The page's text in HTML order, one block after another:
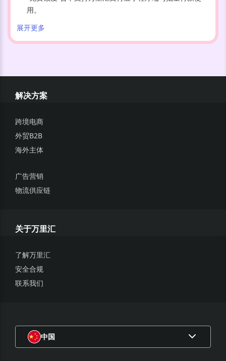
用。
展开更多
活动细则与条款进行变更或调整、暂停或取消本活动，相关变
动或调整将公布在活动页面上或以合适的方式发出通知。
包括符合活动条件获得的活动奖励）等。
3 在活动开始至活动发奖日期间，参与活动的万里汇账户应保
家，账户处于冻结，注销，审核，等异常状态则不具备活动发
索赔或追究万里汇的任何法律责任。
4. 对于通过滥用、非正常或者违法手段而产生的非正常注册、
里汇保留追究相关人员和机构法律责任的权利，一切后果均由
5 .本次活动的条款与细则受中国香港特别行政区（以下简
称“中国香港”）的法律管辖并根据其解释，而不考虑其法律冲
突原则。双方约定如有争议提交中国香港国际仲裁中心根据该
并同意 Lazada 适用的相关条款及条件。
解决方案
跨境电商
外贸B2B
海外主体
广告营销
物流供应链
关于万里汇
了解万里汇
安全合规
联系我们
中国